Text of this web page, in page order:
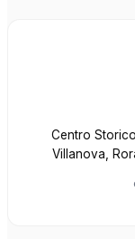
Centro
Villanova,